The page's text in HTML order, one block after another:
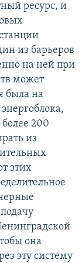
ресурс, и
из барьеров
на ней при
может
была на
200
из
этих
она
эту систему